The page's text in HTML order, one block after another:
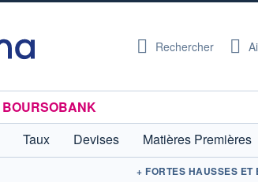
Rechercher
BOURSOBANK
Taux Devises Matières Premières
+ FORTES HAUSSES